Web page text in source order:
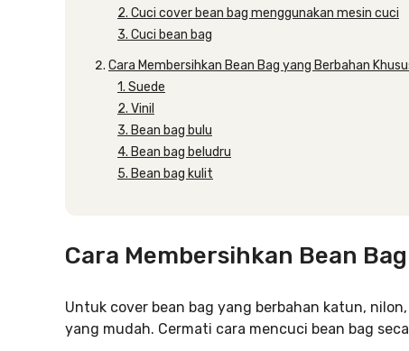
2. Cuci cover bean bag menggunakan mesin cuci
3. Cuci bean bag
Cara Membersihkan Bean Bag yang Berbahan
1. Suede
2. Vinil
3. Bean bag bulu
4. Bean bag beludru
5. Bean bag kulit
Cara Membersihkan Bean
Untuk cover bean bag yang berbahan katun,
yang mudah. Cermati cara mencuci bean bag